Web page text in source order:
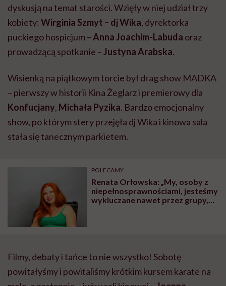
dyskusją na temat starości. Wzięły w niej udział trzy
kobiety: Wirginia Szmyt – dj Wika, dyrektorka
puckiego hospicjum –Anna Joachim-Labuda oraz
prowadzącą spotkanie –Justyna Arabska.
Wisienką na piątkowym torcie był drag show MADKA
– pierwszy w historii Kina Żeglarz i premierowy dla
Konfucjany, Michała Pyzika. Bardzo emocjonalny
show, po którym stery przejęła dj Wika i kinowa sala
stała się tanecznym parkietem.
POLECAMY
Renata Orłowska: „My, osoby z
niepełnosprawnościami, jesteśmy
wykluczane nawet przez grupy,
Filmy, debaty i tańce to nie wszystko! Sobotę
powitałyśmy i powitaliśmy krótkim kursem karate na